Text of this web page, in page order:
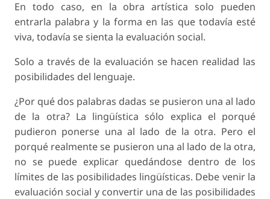
En todo caso, en la obra artística solo pueden
entrarla palabra y la forma en las que todavía esté
viva, todavía se sienta la evaluación social.
Solo a través de la evaluación se hacen realidad las
posibilidades del lenguaje.
¿Por qué dos palabras dadas se pusieron una al lado
de la otra? La lingüística sólo explica el porqué
pudieron ponerse una al lado de la otra. Pero el
porqué realmente se pusieron una al lado de la otra,
no se puede explicar quedándose dentro de los
límites de las posibilidades lingüísticas. Debe venir la
evaluación social y convertir una de las posibilidades